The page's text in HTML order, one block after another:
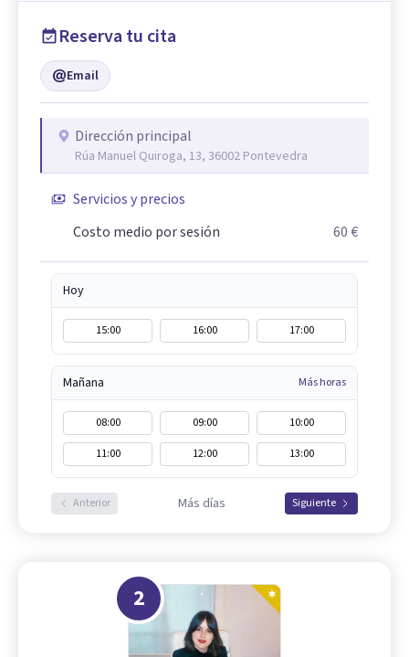
Reserva tu cita
Email
Dirección principal
Rúa Manuel Quiroga, 13, 36002 Pontevedra
Servicios y precios
Costo medio por sesión
60 €
Hoy
15:00 16:00 17:00
Mañana Más horas
08:00 09:00
10:00
11:00
12:00 13:00
Anterior Más días Siguiente
2